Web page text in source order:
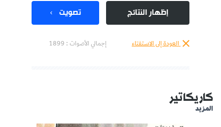
إظهار النتائج تصويت
العودة إلى الاستفتاء إجمالي الأصوات : 1899
كاريكاتير
المزيد